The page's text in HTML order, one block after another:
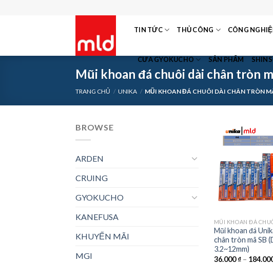
TIN TỨC THỦ CÔNG CÔNG
CƯA GYOKUCHO SẢN PHẨM
Mũi khoan đá chuôi dài chân tròn
TRANG CHỦ / UNIKA / MŨI KHOAN ĐÁ CHUÔI DÀI CHÂN TRÒN
BROWSE
ARDEN
CRUING
GYOKUCHO
KANEFUSA
KHUYẾN MÃI
MGI
Mũi khoan đá
chân tròn mã SB
3.2~12mm)
36.000₫–